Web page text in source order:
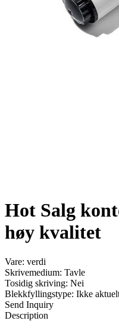
Hot Salg
høy kvalitet
Vare: verdi
Skrivemedium: Tavle
Tosidig skriving: Nei
Blekkfyllingstype: Ikke
Send Inquiry
Description